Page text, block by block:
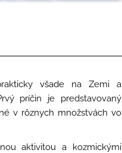
všade na Zemi a
príčin je predstavovaný
v rôznych množstvách vo
aktivitou a kozmickými